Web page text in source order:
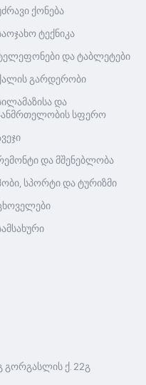
ქონება
ტექნიკა
და ტაბლეტები
გარდერობი
და
სფერო
და მშენებლობა
სპორტი და ტურიზმი
გორგასლის ქ. 22გ